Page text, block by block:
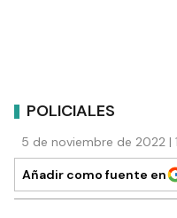
POLICIALES
5 de noviembre de 2022 |
Añadir como fuente en